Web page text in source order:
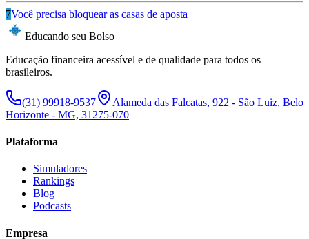
7Você precisa bloquear as casas de aposta
Educando seu Bolso
Educação financeira acessível e de qualidade para todos os
brasileiros.
(31) 99918-9537
Alameda das Falcatas, 922 - São Luiz, Belo
Horizonte - MG, 31275-070
Plataforma
Simuladores
Rankings
Blog
Podcasts
Empresa